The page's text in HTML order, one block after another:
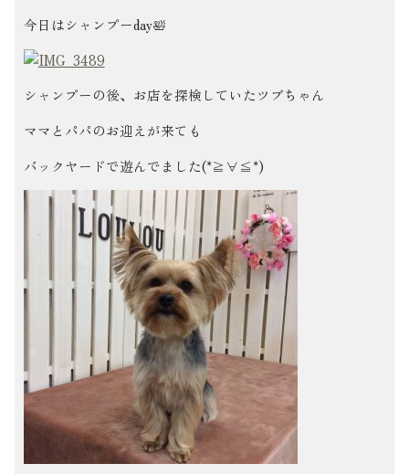
今日はシャンプーday🛀
シャンプーの後、お店を探検していたツブちゃん
ママとパパのお迎えが来ても
バックヤードで遊んでました(*≧∀≦*)